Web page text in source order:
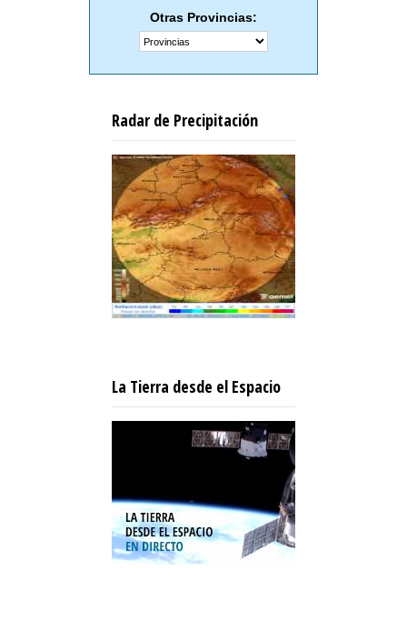
Otras Provincias:
Radar de Precipitación
La Tierra desde el Espacio